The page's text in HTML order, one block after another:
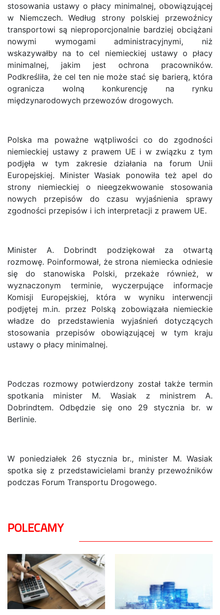
stosowania ustawy o płacy minimalnej, obowiązującej
w Niemczech. Według strony polskiej przewoźnicy
transportowi są nieproporcjonalnie bardziej obciążani
nowymi wymogami administracyjnymi, niż
wskazywałby na to cel niemieckiej ustawy o płacy
minimalnej, jakim jest ochrona pracowników.
Podkreśliła, że cel ten nie może stać się barierą, która
ogranicza wolną konkurencję na rynku
międzynarodowych przewozów drogowych.
Polska ma poważne wątpliwości co do zgodności
niemieckiej ustawy z prawem UE i w związku z tym
podjęła w tym zakresie działania na forum Unii
Europejskiej. Minister Wasiak ponowiła też apel do
strony niemieckiej o nieegzekwowanie stosowania
nowych przepisów do czasu wyjaśnienia sprawy
zgodności przepisów i ich interpretacji z prawem UE.
Minister A. Dobrindt podziękował za otwartą
rozmowę. Poinformował, że strona niemiecka odniesie
się do stanowiska Polski, przekaże również, w
wyznaczonym terminie, wyczerpujące informacje
Komisji Europejskiej, która w wyniku interwencji
podjętej m.in. przez Polską zobowiązała niemieckie
władze do przedstawienia wyjaśnień dotyczących
stosowania przepisów obowiązującej w tym kraju
ustawy o płacy minimalnej.
Podczas rozmowy potwierdzony został także termin
spotkania minister M. Wasiak z ministrem A.
Dobrindtem. Odbędzie się ono 29 stycznia br. w
Berlinie.
W poniedziałek 26 stycznia br., minister M. Wasiak
spotka się z przedstawicielami branży przewoźników
podczas Forum Transportu Drogowego.
POLECAMY